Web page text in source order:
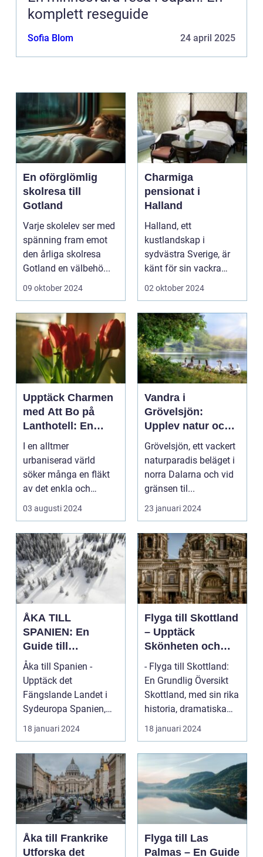
komplett reseguide
Sofia Blom 24 april 2025
En oförglömlig
skolresa till
Gotland
Varje skolelev ser med
spänning fram emot
den årliga skolresa
Gotland en välbehö...
09 oktober 2024
Charmiga
pensionat i
Halland
Halland, ett
kustlandskap i
sydvästra Sverige, är
känt för sin vackra
natur, långa
02 oktober 2024
Upptäck Charmen
med Att Bo på
Lanthotell: En
Unik Upplevelse
på Smålandstorpet
I en alltmer
urbaniserad värld
söker många en fläkt
av det enkla och
naturn&aum...
03 augusti 2024
Vandra i
Grövelsjön:
Upplev natur och
fjällvandring på
toppnivå
Grövelsjön, ett vackert
naturparadis beläget i
norra Dalarna och vid
gränsen til...
23 januari 2024
ÅKA TILL
SPANIEN: En
Guide till
Spännande
Resmål och
Resetyper
Åka till Spanien -
Upptäck det
Fängslande Landet i
Sydeuropa Spanien,
beläget i sydvästra
Europa på...
18 januari 2024
Flyga till Skottland
– Upptäck
Skönheten och
Charmen i Detta
Fascinerande
Land
- Flyga till Skottland:
En Grundlig Översikt
Skottland, med sin rika
historia, dramatiska
landskap ...
18 januari 2024
Åka till Frankrike
Utforska det
Flyga till Las
Palmas – En Guide